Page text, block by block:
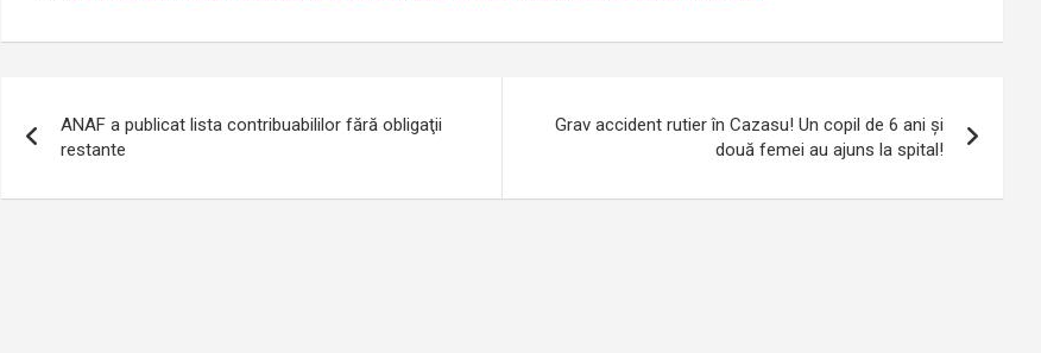
în
articole
ANAF a publicat lista contribuabililor fără obligaţii
restante
Grav accident rutier în Cazasu! Un copil de 6 ani și
două femei au ajuns la spital!